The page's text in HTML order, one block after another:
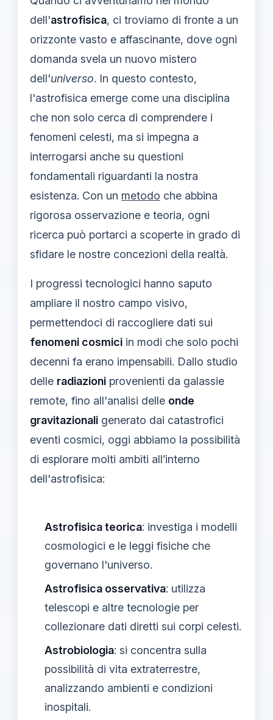
dell'astrofisica, ci troviamo di fronte a un
orizzonte vasto e affascinante, dove ogni
domanda svela un nuovo mistero
dell'universo. In questo contesto,
l'astrofisica emerge come una disciplina
che non solo cerca di comprendere i
fenomeni celesti, ma si impegna a
interrogarsi anche su questioni
fondamentali riguardanti la nostra
esistenza. Con un metodo che abbina
rigorosa osservazione e teoria, ogni
ricerca può portarci a scoperte in grado di
sfidare le nostre concezioni della realtà.
I progressi tecnologici hanno saputo
ampliare il nostro campo visivo,
permettendoci di raccogliere dati sui
fenomeni cosmici in modi che solo pochi
decenni fa erano impensabili. Dallo studio
delle radiazioni provenienti da galassie
remote, fino all'analisi delle onde
gravitazionali generato dai catastrofici
eventi cosmici, oggi abbiamo la possibilità
di esplorare molti ambiti all’interno
dell'astrofisica:
Astrofisica teorica: investiga i modelli
cosmologici e le leggi fisiche che
governano l'universo.
Astrofisica osservativa: utilizza
telescopi e altre tecnologie per
collezionare dati diretti sui corpi celesti.
Astrobiologia: si concentra sulla
possibilità di vita extraterrestre,
analizzando ambienti e condizioni
inospitali.